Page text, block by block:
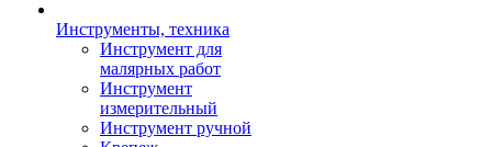
Инструменты, техника
Инструмент для
малярных работ
Инструмент
измерительный
Инструмент ручной